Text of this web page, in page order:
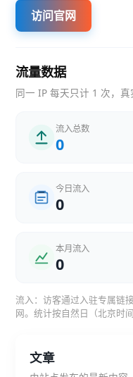
访问官网
流量数据
同一 IP 每天只计 1 次，
流入总数
0
今日流入
0
本月流入
0
流入：访客通过入驻专属链
网。统计按自然日（北京时间
文章